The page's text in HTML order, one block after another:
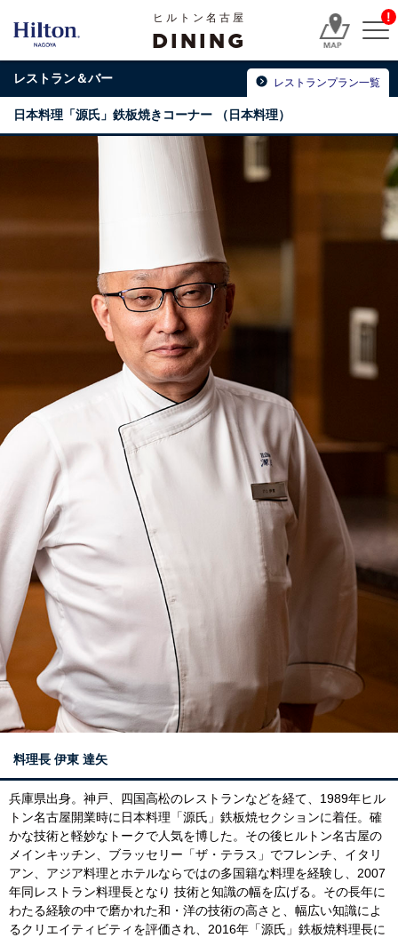
ヒルトン名古屋
DINING
!
レストラン＆バー レストランプラン一覧
日本料理「源氏」鉄板焼きコーナー （日本料理）
料理長 伊東 達矢
兵庫県出身。神戸、四国高松のレストランなどを経て、1989年ヒル
トン名古屋開業時に日本料理「源氏」鉄板焼セクションに着任。確
かな技術と軽妙なトークで人気を博した。その後ヒルトン名古屋の
メインキッチン、ブラッセリー「ザ・テラス」でフレンチ、イタリ
アン、アジア料理とホテルならではの多国籍な料理を経験し、2007
年同レストラン料理長となり 技術と知識の幅を広げる。その長年に
わたる経験の中で磨かれた和・洋の技術の高さと、幅広い知識によ
るクリエイティビティを評価され、2016年「源氏」鉄板焼料理長に